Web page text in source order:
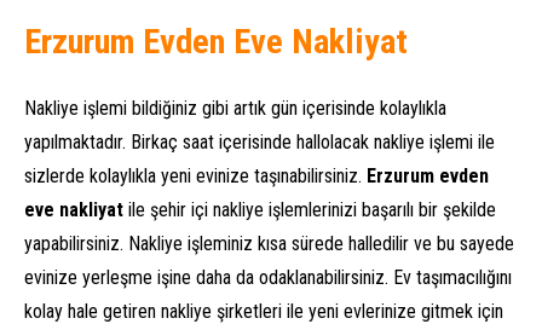
Erzurum Evden Eve Nakliyat
Nakliye işlemi bildiğiniz gibi artık gün içerisinde kolaylıkla
yapılmaktadır. Birkaç saat içerisinde hallolacak nakliye işlemi ile
sizlerde kolaylıkla yeni evinize taşınabilirsiniz. Erzurum evden
eve nakliyat ile şehir içi nakliye işlemlerinizi başarılı bir şekilde
yapabilirsiniz. Nakliye işleminiz kısa sürede halledilir ve bu sayede
evinize yerleşme işine daha da odaklanabilirsiniz. Ev taşımacılığını
kolay hale getiren nakliye şirketleri ile yeni evlerinize gitmek için